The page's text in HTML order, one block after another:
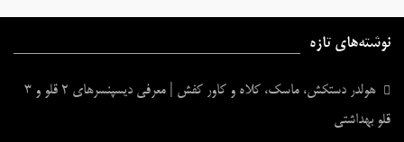
نوشته‌های تازه
هولدر دستکش، ماسک، کلاه و کاور کفش | معرفی دیسپنسرهای ۲ قلو و ۳
قلو بهداشتی